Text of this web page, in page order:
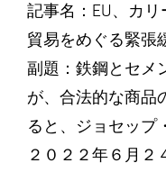
記事名：EU、カ
貿易をめぐる緊張
副題：鉄鋼とセメ
が、合法的な商品
ると、ジョセップ
２０２２年６月２